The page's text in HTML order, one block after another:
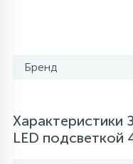
Бренд
Характеристики
LED подсветкой